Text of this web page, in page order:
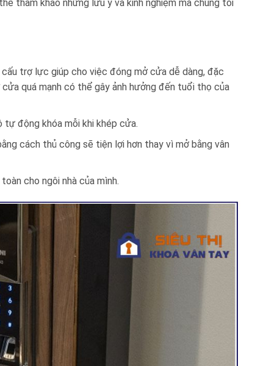
tham khảo những lưu ý và kinh nghiệm mà chúng tôi
trợ lực giúp cho việc đóng mở cửa dễ dàng, đặc
quá mạnh có thể gây ảnh hưởng đến tuổi thọ của
động khóa mỗi khi khép cửa.
cách thủ công sẽ tiện lợi hơn thay vì mở bằng vân
cho ngôi nhà của mình.